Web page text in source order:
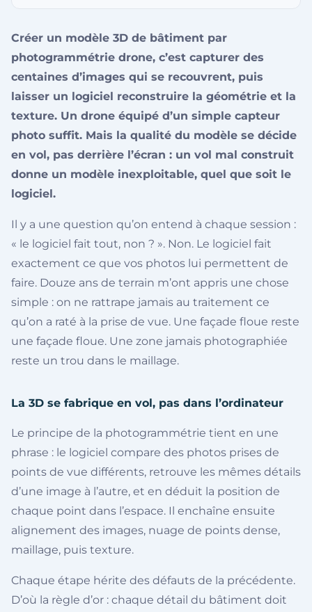
Créer un modèle 3D de bâtiment par
photogrammétrie drone, c’est capturer des
centaines d’images qui se recouvrent, puis
laisser un logiciel reconstruire la géométrie et la
texture. Un drone équipé d’un simple capteur
photo suffit. Mais la qualité du modèle se décide
en vol, pas derrière l’écran : un vol mal construit
donne un modèle inexploitable, quel que soit le
logiciel.
Il y a une question qu’on entend à chaque session :
« le logiciel fait tout, non ? ». Non. Le logiciel fait
exactement ce que vos photos lui permettent de
faire. Douze ans de terrain m’ont appris une chose
simple : on ne rattrape jamais au traitement ce
qu’on a raté à la prise de vue. Une façade floue reste
une façade floue. Une zone jamais photographiée
reste un trou dans le maillage.
La 3D se fabrique en vol, pas dans l’ordinateur
Le principe de la photogrammétrie tient en une
phrase : le logiciel compare des photos prises de
points de vue différents, retrouve les mêmes détails
d’une image à l’autre, et en déduit la position de
chaque point dans l’espace. Il enchaîne ensuite
alignement des images, nuage de points dense,
maillage, puis texture.
Chaque étape hérite des défauts de la précédente.
D’où la règle d’or : chaque détail du bâtiment doit